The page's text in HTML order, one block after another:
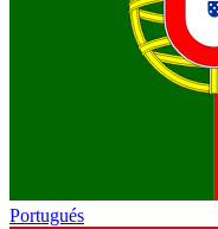
Portugués